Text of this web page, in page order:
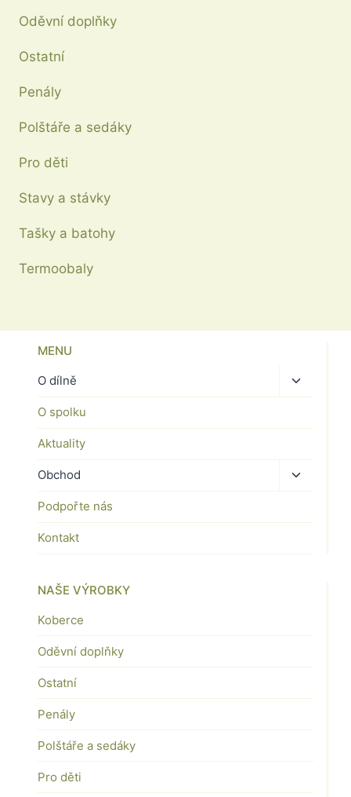
Oděvní doplňky
Ostatní
Penály
Polštáře a sedáky
Pro děti
Stavy a stávky
Tašky a batohy
Termoobaly
MENU
O dílně
Toggle
child
O spolku
Aktuality
Obchod
Toggle
child
Podpořte nás
Kontakt
NAŠE VÝROBKY
Koberce
Oděvní doplňky
Ostatní
Penály
Polštáře a sedáky
Pro děti